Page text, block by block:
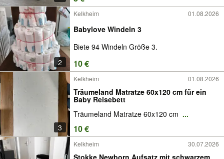
2
Kelkheim 01.08.2026
Babylove Windeln 3
Biete 94 Windeln Größe 3.
10 €
3
Kelkheim 01.08.2026
Träumeland Matratze 60x120 cm für ein
Baby Reisebett
Träumeland Matratze 60x120 cm ...
10 €
Kelkheim 30.07.2026
Stokke Newborn Aufsatz mit schwarzem